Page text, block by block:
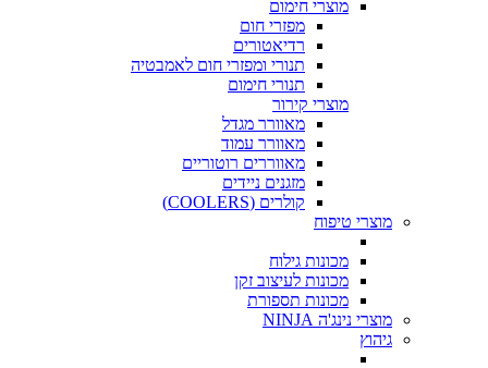
מוצרי חימום
מפזרי חום
רדיאטורים
תנורי ומפזרי חום לאמבטיה
תנורי חימום
מוצרי קירור
מאוורר מגדל
מאוורר עמוד
מאווררים רוטוריים
מזגנים ניידים
קולרים (COOLERS)
מוצרי טיפוח
מכונות גילוח
מכונות לעיצוב זקן
מכונות תספורת
מוצרי נינג'ה NINJA
גיהוץ